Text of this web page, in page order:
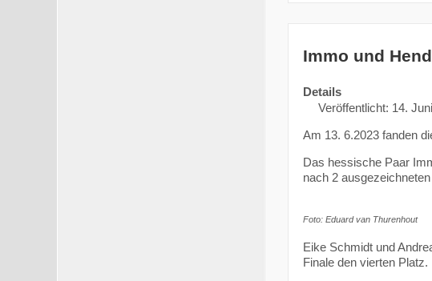
Immo und
Details
Veröffentlicht: 14.
Am 13. 6.2023 fanden
Das hessische Paar
nach 2
Foto: Eduard van Thurenhout
Eike Schmidt und
Finale den vierten Platz.